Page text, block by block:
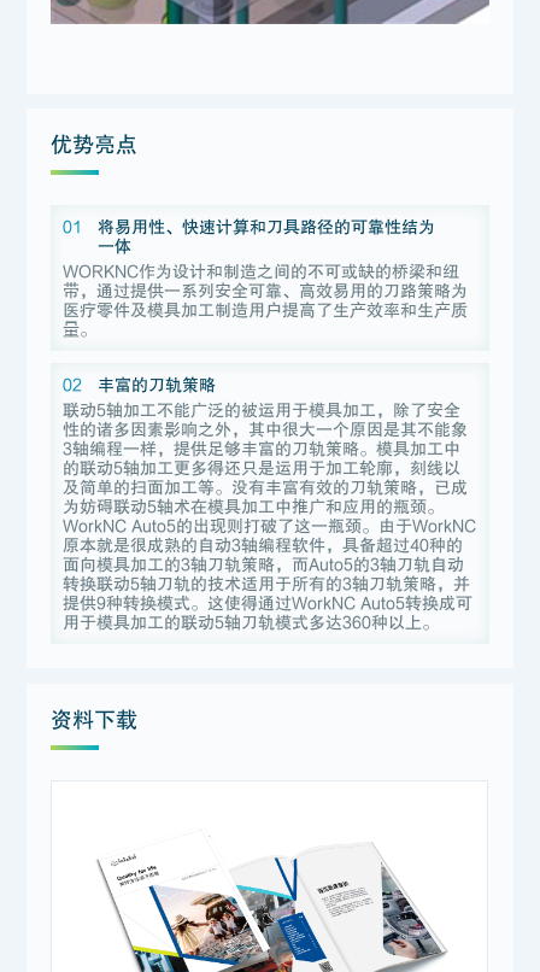
优势亮点
01
将易用性、快速计算和刀具路径的可靠性结为
一体
WORKNC作为设计和制造之间的不可或缺的桥梁和纽
带，通过提供一系列安全可靠、高效易用的刀路策略为
医疗零件及模具加工制造用户提高了生产效率和生产质
量。
02
丰富的刀轨策略
联动5轴加工不能广泛的被运用于模具加工，除了安全
性的诸多因素影响之外，其中很大一个原因是其不能象
3轴编程一样，提供足够丰富的刀轨策略。模具加工中
的联动5轴加工更多得还只是运用于加工轮廓，刻线以
及简单的扫面加工等。没有丰富有效的刀轨策略，已成
为妨碍联动5轴术在模具加工中推广和应用的瓶颈。
WorkNC Auto5的出现则打破了这一瓶颈。由于WorkNC
原本就是很成熟的自动3轴编程软件，具备超过40种的
面向模具加工的3轴刀轨策略，而Auto5的3轴刀轨自动
转换联动5轴刀轨的技术适用于所有的3轴刀轨策略，并
提供9种转换模式。这使得通过WorkNC Auto5转换成可
用于模具加工的联动5轴刀轨模式多达360种以上。
资料下载